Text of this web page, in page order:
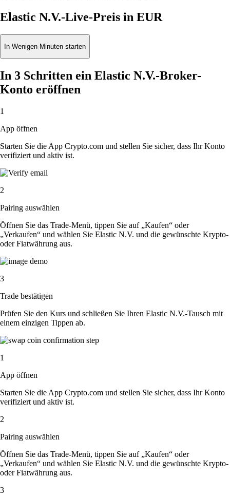
Elastic N.V.-Live-Preis in EUR
In Wenigen Minuten starten
In 3 Schritten ein Elastic N.V.-Broker-
Konto eröffnen
1
App öffnen
Starten Sie die App Crypto.com und stellen Sie sicher, dass Ihr Konto
verifiziert und aktiv ist.
2
Pairing auswählen
Öffnen Sie das Trade-Menü, tippen Sie auf „Kaufen“ oder
„Verkaufen“ und wählen Sie Elastic N.V. und die gewünschte Krypto-
oder Fiatwährung aus.
3
Trade bestätigen
Prüfen Sie den Kurs und schließen Sie Ihren Elastic N.V.-Tausch mit
einem einzigen Tippen ab.
1
App öffnen
Starten Sie die App Crypto.com und stellen Sie sicher, dass Ihr Konto
verifiziert und aktiv ist.
2
Pairing auswählen
Öffnen Sie das Trade-Menü, tippen Sie auf „Kaufen“ oder
„Verkaufen“ und wählen Sie Elastic N.V. und die gewünschte Krypto-
oder Fiatwährung aus.
3